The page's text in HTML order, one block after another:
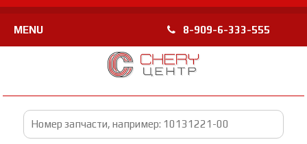
MENU 8-909-6-333-555